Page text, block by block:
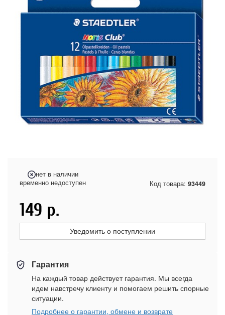
нет в наличии
временно недоступен
Код товара: 93449
149 р.
Уведомить о поступлении
Гарантия
На каждый товар действует гарантия. Мы всегда
идем навстречу клиенту и помогаем решить спорные
ситуации.
Подробнее о гарантии, обмене и возврате